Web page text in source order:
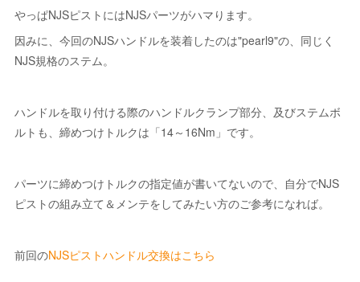
やっぱNJSピストにはNJSパーツがハマります。
因みに、今回のNJSハンドルを装着したのは"pearl9"の、同じく
NJS規格のステム。
ハンドルを取り付ける際のハンドルクランプ部分、及びステムボ
ルトも、締めつけトルクは「14～16Nm」です。
パーツに締めつけトルクの指定値が書いてないので、自分でNJS
ピストの組み立て＆メンテをしてみたい方のご参考になれば。
前回のNJSピストハンドル交換はこちら